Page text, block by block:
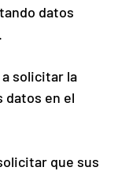
datos
solicitar la
datos en el
que sus